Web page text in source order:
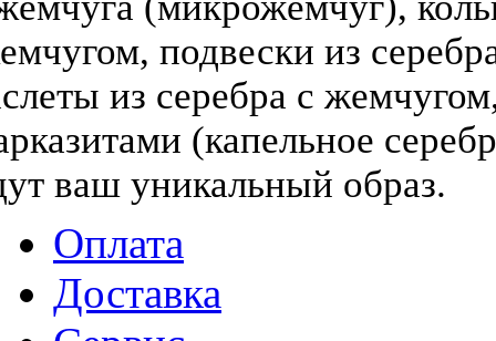
подвески из
из серебра с
(капельное
ваш уникальный образ.
Оплата
Доставка